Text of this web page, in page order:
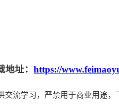
址： https://
流学习，严禁用于商业用途，